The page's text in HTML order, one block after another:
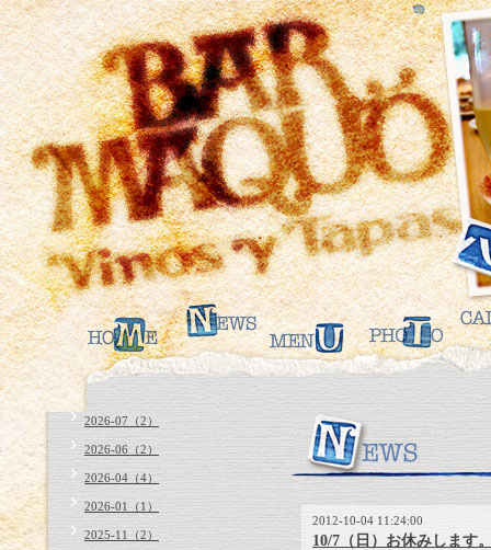
2012-10-04 11:24:00
10/7（日）お休みします
2026-07（2）
2026-06（2）
2026-04（4）
2026-01（1）
2025-11（2）